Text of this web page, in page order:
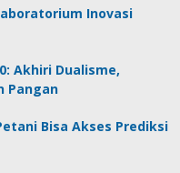
Inovasi
Akhiri Dualisme,
Pangan
Bisa Akses Prediksi